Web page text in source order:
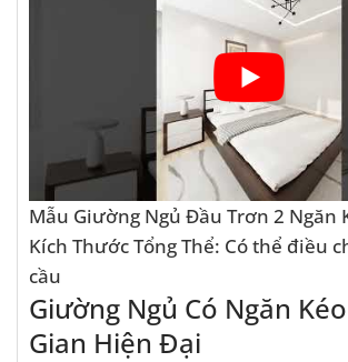
Mẫu Giường Ngủ Đầu Trơn 2 Ngăn
Kích Thước Tổng Thể: Có thể điều
cầu
Giường Ngủ Có Ngăn
Gian Hiện Đại